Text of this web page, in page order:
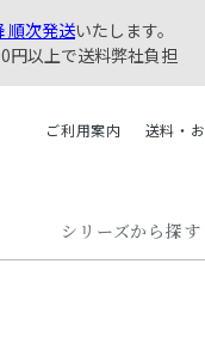
順次発送いたします。
円以上で送料弊社負担
ご利用案内 送料・
シリーズから探す